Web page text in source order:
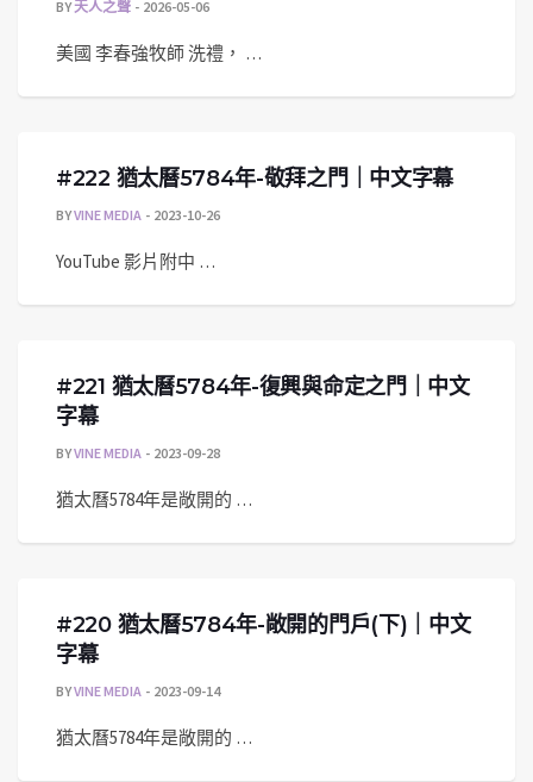
BY天人之聲 2026-05-06
美國 李春強牧師 洗禮， …
#222 猶太曆5784年-敬拜之門｜中文字幕
BYVINE MEDIA 2023-10-26
YouTube 影片附中 …
#221 猶太曆5784年-復興與命定之門｜中文
字幕
BYVINE MEDIA 2023-09-28
猶太曆5784年是敞開的 …
#220 猶太曆5784年-敞開的門戶(下)｜中文
字幕
BYVINE MEDIA 2023-09-14
猶太曆5784年是敞開的 …